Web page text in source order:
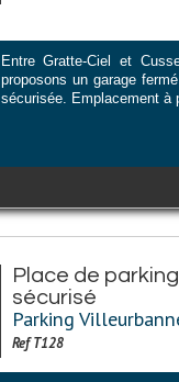
Entre Gratte-Ciel et
proposons un garage
sécurisée. Emplacement à
Place de
sécurisé
Parking
Ref T128